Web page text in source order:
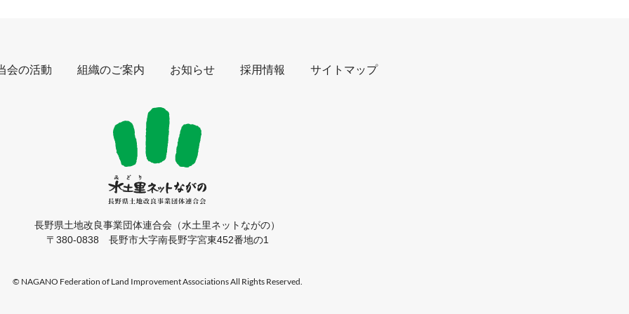
会の活動 組織のご案内 お知らせ 採用情報 サイトマップ
長野県土地改良事業団体連合会 （水土里ネットながの）
〒380-0838 長野市大字南長野字宮東452番地の1
© NAGANO Federation of Land Improvement AssociationsAll Rights Reserved.